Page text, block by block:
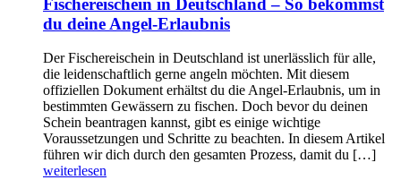
du deine Angel-Erlaubnis
Der Fischereischein in Deutschland ist unerlässlich für alle,
die leidenschaftlich gerne angeln möchten. Mit diesem
offiziellen Dokument erhältst du die Angel-Erlaubnis, um in
bestimmten Gewässern zu fischen. Doch bevor du deinen
Schein beantragen kannst, gibt es einige wichtige
Voraussetzungen und Schritte zu beachten. In diesem Artikel
führen wir dich durch den gesamten Prozess, damit du […]
weiterlesen